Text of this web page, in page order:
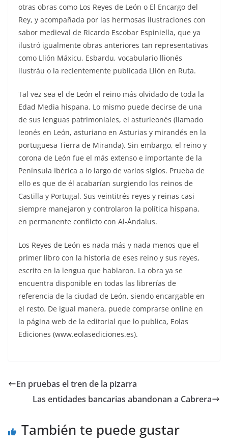
otras obras como Los Reyes de León o El Encargo del
Rey, y acompañada por las hermosas ilustraciones con
sabor medieval de Ricardo Escobar Espiniella, que ya
ilustró igualmente obras anteriores tan representativas
como Llión Máxicu, Esbardu, vocabulario llionés
ilustráu o la recientemente publicada Llión en Ruta.
Tal vez sea el de León el reino más olvidado de toda la
Edad Media hispana. Lo mismo puede decirse de una
de sus lenguas patrimoniales, el asturleonés (llamado
leonés en León, asturiano en Asturias y mirandés en la
portuguesa Tierra de Miranda). Sin embargo, el reino y
corona de León fue el más extenso e importante de la
Península Ibérica a lo largo de varios siglos. Prueba de
ello es que de él acabarían surgiendo los reinos de
Castilla y Portugal. Sus veintitrés reyes y reinas casi
siempre manejaron y controlaron la política hispana,
en permanente conflicto con Al-Ándalus.
Los Reyes de León es nada más y nada menos que el
primer libro con la historia de eses reino y sus reyes,
escrito en la lengua que hablaron. La obra ya se
encuentra disponible en todas las librerías de
referencia de la ciudad de León, siendo encargable en
el resto. De igual manera, puede comprarse online en
la página web de la editorial que lo publica, Eolas
Ediciones (www.eolasediciones.es).
En pruebas el tren de la pizarra
Las entidades bancarias abandonan a Cabrera
También te puede gustar